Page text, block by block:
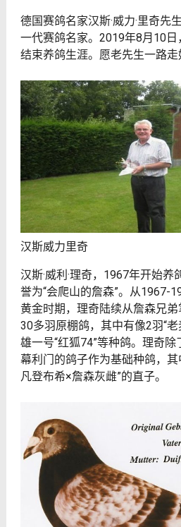
德国赛鸽名家汉斯·威力·里奇先
一代赛鸽名家。2019年8月10日
结束养鸽生涯。愿老先生一路走
汉斯威力里奇
汉斯·威利·理奇，1967年开始
誉为“会爬山的詹森”。从1967-
黄金时期，理奇陆续从詹森兄
30多羽原棚鸽，其中有像2羽“
雄一号“红狐74”等种鸽。理奇
幕利门的鸽子作为基础种鸽，
凡登布希×詹森灰雌”的直子。